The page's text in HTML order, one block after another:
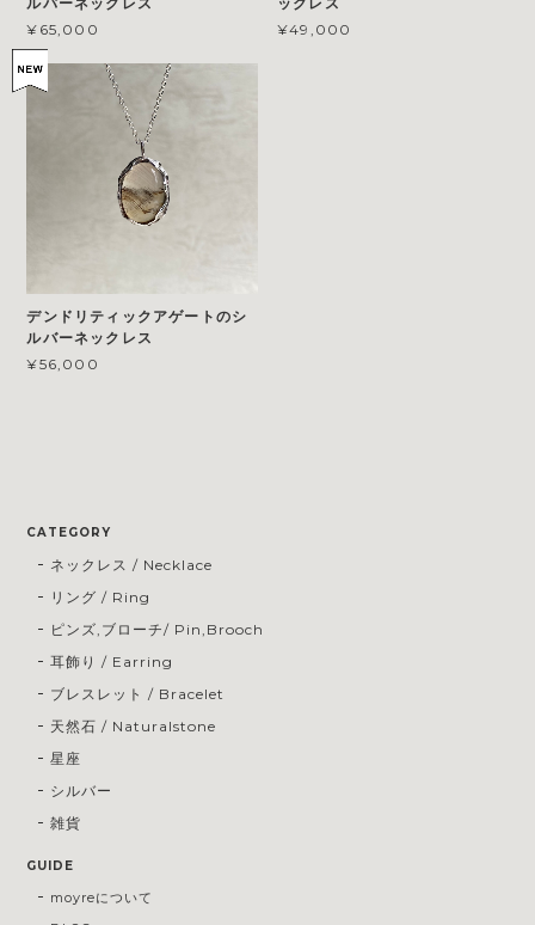
¥65,000
¥49,000
デンドリティックアゲートのシ
ルバーネックレス
¥56,000
CATEGORY
ネックレス / Necklace
リング / Ring
ピンズ,ブローチ/ Pin,Brooch
耳飾り / Earring
ブレスレット / Bracelet
天然石 / Naturalstone
星座
シルバー
雑貨
GUIDE
moyreについて